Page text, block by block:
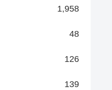
1,958
48
126
139